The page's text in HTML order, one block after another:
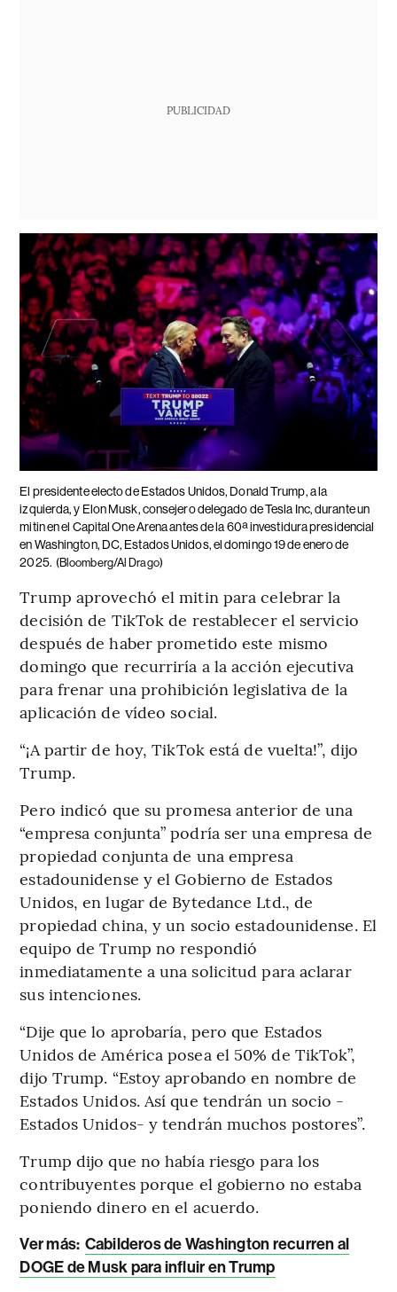
PUBLICIDAD
El presidente electo de Estados Unidos, Donald Trump, a la
izquierda, y Elon Musk, consejero delegado de Tesla Inc, durante un
mitin en el Capital One Arena antes de la 60ª investidura presidencial
en Washington, DC, Estados Unidos, el domingo 19 de enero de
2025. (Bloomberg/Al Drago)
Trump aprovechó el mitin para celebrar la
decisión de TikTok de restablecer el servicio
después de haber prometido este mismo
domingo que recurriría a la acción ejecutiva
para frenar una prohibición legislativa de la
aplicación de vídeo social.
“¡A partir de hoy, TikTok está de vuelta!”, dijo
Trump.
Pero indicó que su promesa anterior de una
“empresa conjunta” podría ser una empresa de
propiedad conjunta de una empresa
estadounidense y el Gobierno de Estados
Unidos, en lugar de Bytedance Ltd., de
propiedad china, y un socio estadounidense. El
equipo de Trump no respondió
inmediatamente a una solicitud para aclarar
sus intenciones.
“Dije que lo aprobaría, pero que Estados
Unidos de América posea el 50% de TikTok”,
dijo Trump. “Estoy aprobando en nombre de
Estados Unidos. Así que tendrán un socio -
Estados Unidos- y tendrán muchos postores”.
Trump dijo que no había riesgo para los
contribuyentes porque el gobierno no estaba
poniendo dinero en el acuerdo.
Ver más: Cabilderos de Washington recurren al
DOGE de Musk para influir en Trump